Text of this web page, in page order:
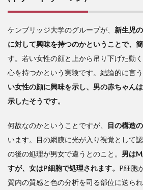
ケンブリッジ大学のグループが、 新生児
に対して興味を持つのかということで、
す。若い女性の顔と上から吊り下げた動
心を持つかという実験です。結論的に言う
い女性の顔に興味を示し、男の赤ちゃん
示したそうです。
何故なのかということですが、 目の構造
います。目の網膜に光が入り視覚として
の後の処理が男女で違うとのこと。 男は
すが、女はP細胞で処理されます。 P細胞
質内の質感と色の分析を司る部位に送ら